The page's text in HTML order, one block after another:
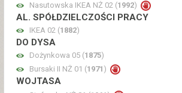
Nasutowska IKEA NŻ 02 (1992)
AL. SPÓŁDZIELCZOŚCI PRACY
IKEA 02 (1882)
DO DYSA
Dożynkowa 05 (1875)
Bursaki II NŻ 01 (1971 )
WOJTASA